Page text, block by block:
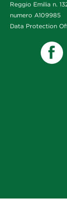
Reggio Emilia n.
numero A109985
Data Protection